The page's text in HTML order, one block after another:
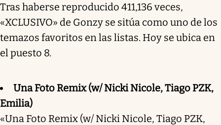
Tras haberse reproducido 411,136 veces,
«XCLUSIVO» de Gonzy se sitúa como uno de los
temazos favoritos en las listas. Hoy se ubica en
el puesto 8.
Una Foto Remix (w/ Nicki Nicole, Tiago PZK,
Emilia)
«Una Foto Remix (w/ Nicki Nicole, Tiago PZK,